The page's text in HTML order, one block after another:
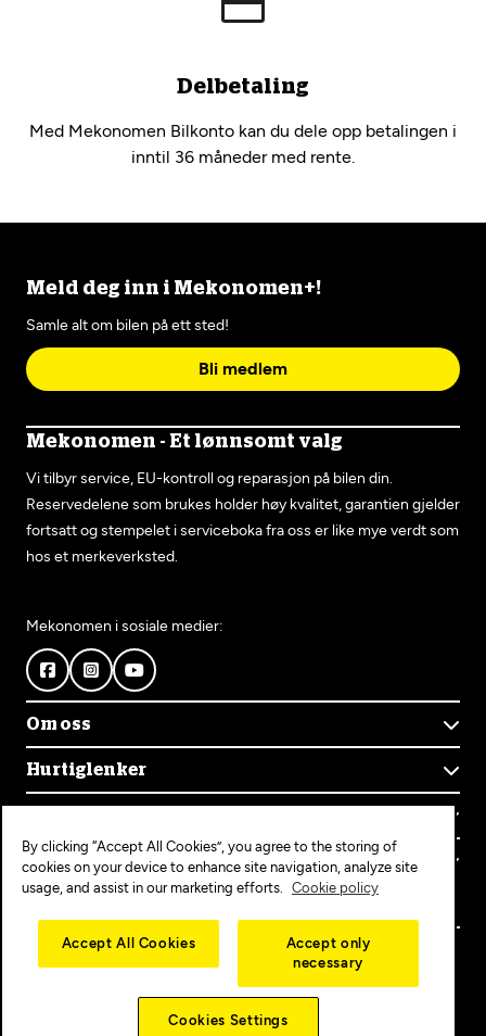
Delbetaling
Med Mekonomen Bilkonto kan du dele opp betalingen i
inntil 36 måneder med rente.
Meld deg inn i Mekonomen+!
Samle alt om bilen på ett sted!
Bli medlem
Mekonomen - Et lønnsomt valg
Vi tilbyr service, EU-kontroll og reparasjon på bilen din.
Reservedelene som brukes holder høy kvalitet, garantien gjelder
fortsatt og stempelet i serviceboka fra oss er like mye verdt som
hos et merkeverksted.
Mekonomen i sosiale medier:
Om oss
Om Mekonomen
Mekonomens historie
Jobb i Mekonomen
Bærekraft
Bli Mekonomen-verksted
Hurtiglenker
Finn verksted
Bestill time
Opprett konto
Kundeservice
Ofte stilte spørsmål
Mekonomen+
Personvern
Populære tjenester
Bilservice
EU-kontroll
Diagnose/Feilsøking
Dekkskift
Copyright © 2025 MEKO Norway AS
Personvernerklæring
Cookieerklæring
Salgs-og leveringsbetingelser
By clicking “Accept All Cookies”, you agree to the storing of
cookies on your device to enhance site navigation, analyze site
usage, and assist in our marketing efforts.
Cookie policy
Accept All Cookies
Accept only
necessary
Cookies Settings